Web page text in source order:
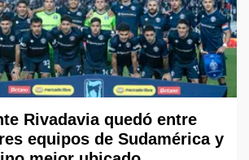
Rivadavia quedó entre
equipos de Sudamérica y